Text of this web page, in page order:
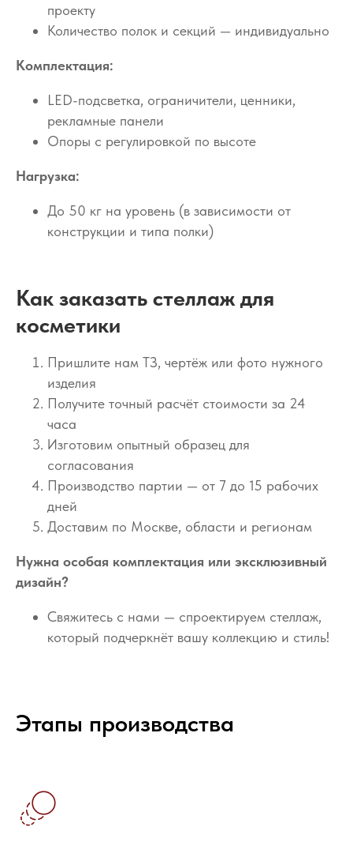
проекту
Количество полок и секций — индивидуально
Комплектация:
LED-подсветка, ограничители, ценники,
рекламные панели
Опоры с регулировкой по высоте
Нагрузка:
До 50 кг на уровень (в зависимости от
конструкции и типа полки)
Как заказать стеллаж для
косметики
Пришлите нам ТЗ, чертёж или фото нужного
изделия
Получите точный расчёт стоимости за 24
часа
Изготовим опытный образец для
согласования
Производство партии — от 7 до 15 рабочих
дней
Доставим по Москве, области и регионам
Нужна особая комплектация или эксклюзивный
дизайн?
Свяжитесь с нами — спроектируем стеллаж,
который подчеркнёт вашу коллекцию и стиль!
Этапы производства